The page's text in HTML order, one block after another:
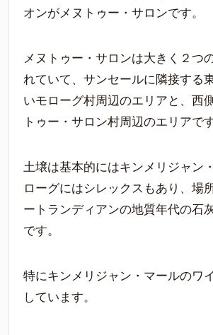
オンがメヌトゥー・サロンです。
メヌトゥー・サロンは大きく２つ
れていて、サンセールに隣接する
いモローグ村周辺のエリアと、西
トゥー・サロン村周辺のエリアです
土壌は基本的にはキンメリジャン
ローグにはシレックスもあり、場
ートランディアンの地質年代の石
です。
特にキンメリジャン・マールのワ
しています。